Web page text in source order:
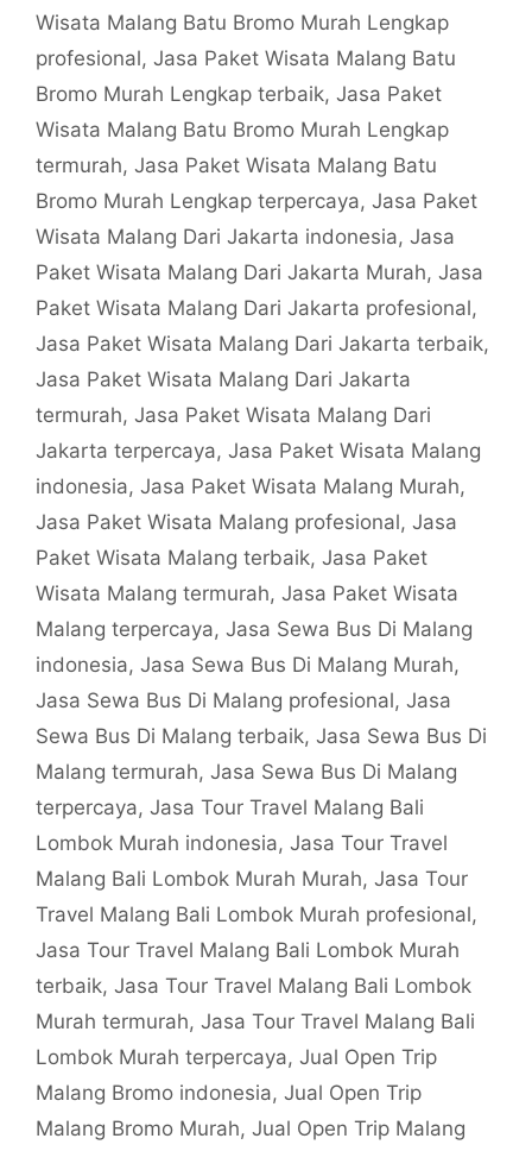
Wisata Malang Batu Bromo Murah Lengkap
profesional, Jasa Paket Wisata Malang Batu
Bromo Murah Lengkap terbaik, Jasa Paket
Wisata Malang Batu Bromo Murah Lengkap
termurah, Jasa Paket Wisata Malang Batu
Bromo Murah Lengkap terpercaya, Jasa Paket
Wisata Malang Dari Jakarta indonesia, Jasa
Paket Wisata Malang Dari Jakarta Murah, Jasa
Paket Wisata Malang Dari Jakarta profesional,
Jasa Paket Wisata Malang Dari Jakarta terbaik,
Jasa Paket Wisata Malang Dari Jakarta
termurah, Jasa Paket Wisata Malang Dari
Jakarta terpercaya, Jasa Paket Wisata Malang
indonesia, Jasa Paket Wisata Malang Murah,
Jasa Paket Wisata Malang profesional, Jasa
Paket Wisata Malang terbaik, Jasa Paket
Wisata Malang termurah, Jasa Paket Wisata
Malang terpercaya, Jasa Sewa Bus Di Malang
indonesia, Jasa Sewa Bus Di Malang Murah,
Jasa Sewa Bus Di Malang profesional, Jasa
Sewa Bus Di Malang terbaik, Jasa Sewa Bus Di
Malang termurah, Jasa Sewa Bus Di Malang
terpercaya, Jasa Tour Travel Malang Bali
Lombok Murah indonesia, Jasa Tour Travel
Malang Bali Lombok Murah Murah, Jasa Tour
Travel Malang Bali Lombok Murah profesional,
Jasa Tour Travel Malang Bali Lombok Murah
terbaik, Jasa Tour Travel Malang Bali Lombok
Murah termurah, Jasa Tour Travel Malang Bali
Lombok Murah terpercaya, Jual Open Trip
Malang Bromo indonesia, Jual Open Trip
Malang Bromo Murah, Jual Open Trip Malang